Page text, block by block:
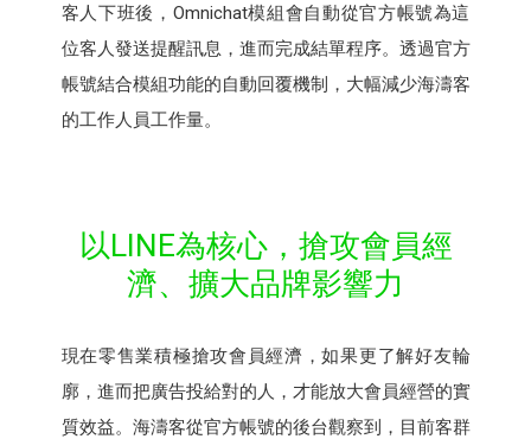
客人下班後，Omnichat模組會自動從官方帳號為這
位客人發送提醒訊息，進而完成結單程序。透過官方
帳號結合模組功能的自動回覆機制，大幅減少海濤客
的工作人員工作量。
以LINE為核心，搶攻會員經
濟、擴大品牌影響力
現在零售業積極搶攻會員經濟，如果更了解好友輪
廓，進而把廣告投給對的人，才能放大會員經營的實
質效益。海濤客從官方帳號的後台觀察到，目前客群